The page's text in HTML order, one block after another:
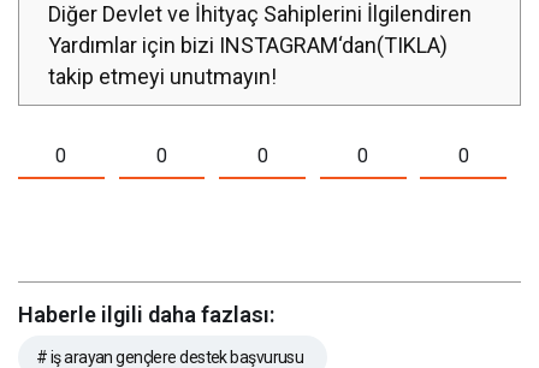
Diğer Devlet ve İhityaç Sahiplerini İlgilendiren
Yardımlar için bizi INSTAGRAM‘dan(TIKLA)
takip etmeyi unutmayın!
0 0 0 0 0
Haberle ilgili daha fazlası:
# iş arayan gençlere destek başvurusu